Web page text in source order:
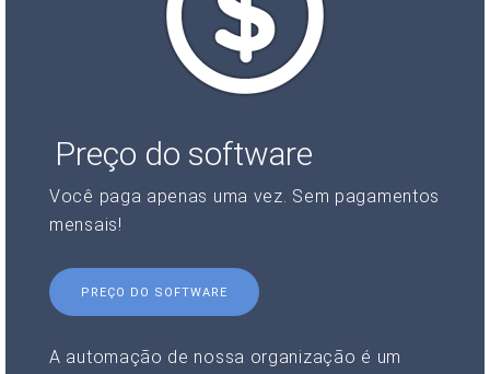
Preço do software
Você paga apenas uma vez. Sem pagamentos
mensais!
PREÇO DO SOFTWARE
A automação de nossa organização é um